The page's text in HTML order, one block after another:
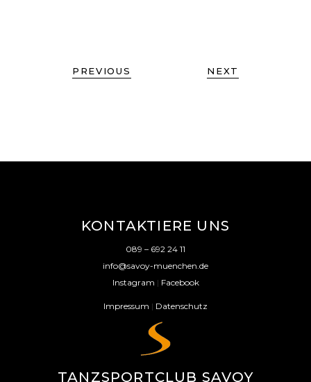
PREVIOUS NEXT
KONTAKTIERE UNS
089 – 692 24 11
info@savoy-muenchen.de
Instagram | Facebook
Impressum | Datenschutz
TANZSPORTCLUB SAVOY